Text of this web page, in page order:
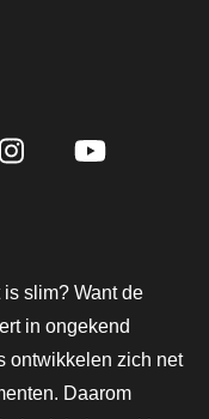
is slim? Want de
in ongekend
ontwikkelen zich net
Daarom